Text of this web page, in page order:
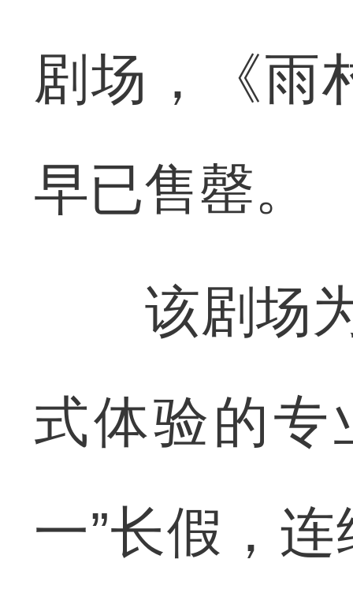
剧场，《雨
早已售罄。
该剧场为
式体验的专
一”长假，